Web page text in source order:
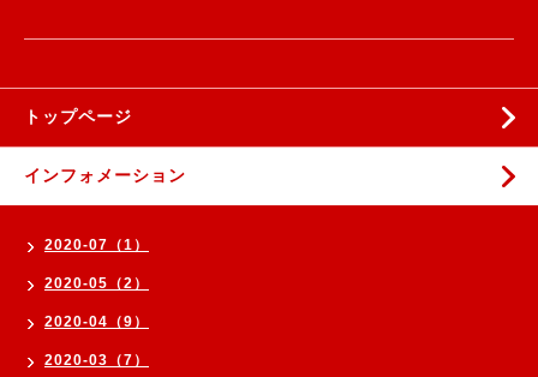
トップページ
インフォメーション
2020-07（1）
2020-05（2）
2020-04（9）
2020-03（7）